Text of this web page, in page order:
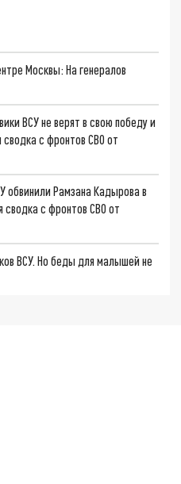
Москвы: На генералов
ВСУ не верят в свою победу и
с фронтов СВО от
обвинили Рамзана Кадырова в
сводка с фронтов СВО от
ВСУ. Но беды для малышей не